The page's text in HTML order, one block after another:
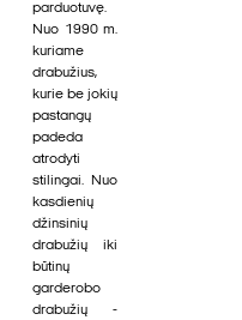
parduotuvę.
Nuo 1990 m.
kuriame
drabužius,
kurie be jokių
pastangų
padeda
atrodyti
stilingai. Nuo
kasdienių
džinsinių
drabužių iki
būtinų
garderobo
drabužių -